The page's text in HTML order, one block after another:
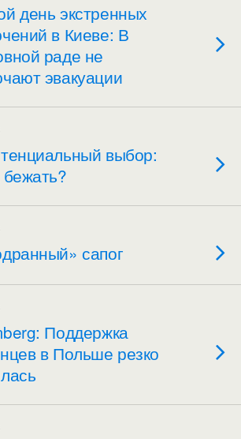
день экстренных
в Киеве: В
раде не
эвакуации
выбор:
бежать?
сапог
Поддержка
в Польше резко